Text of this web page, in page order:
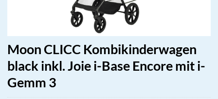
Moon CLICC Kombikinderwagen
black inkl. Joie i-Base Encore mit i-
Gemm 3